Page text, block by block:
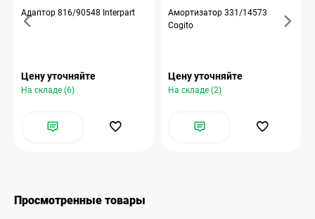
Адаптор 816/90548 Interpart
Цену уточняйте
На складе (6)
Амортизатор 331/14573
Cogito
Цену уточняйте
На складе (2)
Просмотренные товары